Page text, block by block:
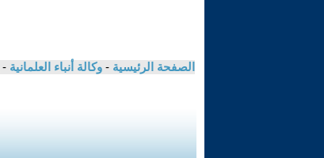
الصفحة الرئيسية - وكالة أنباء العلمانية -